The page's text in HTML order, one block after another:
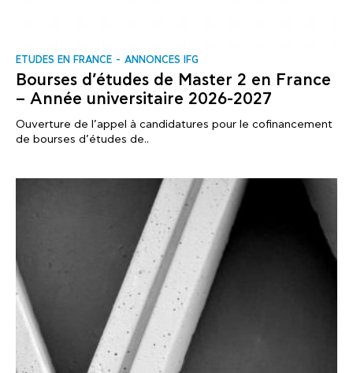
ΕTUDES EN FRANCE ANNONCES IFG
Bourses d’études de Master 2 en France
– Année universitaire 2026-2027
Ouverture de l’appel à candidatures pour le cofinancement
de bourses d’études de..